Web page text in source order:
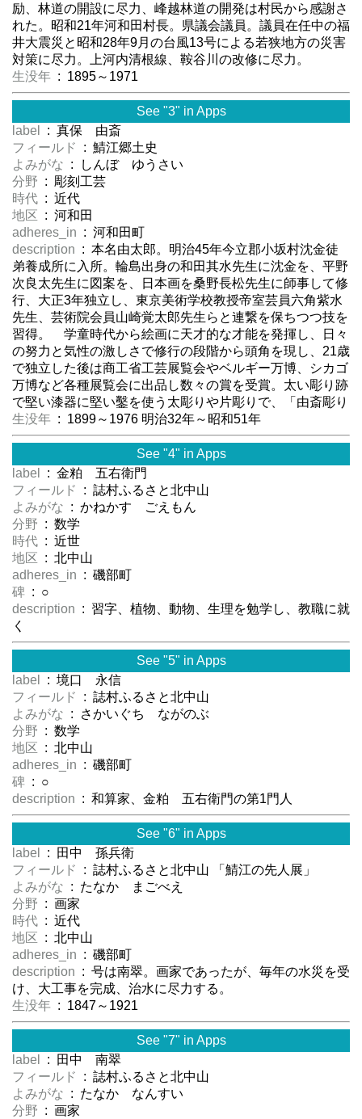
励、林道の開設に尽力、峰越林道の開発は村民から感謝さ
れた。昭和21年河和田村長。県議会議員。議員在任中の福
井大震災と昭和28年9月の台風13号による若狭地方の災害
対策に尽力。上河内清根線、鞍谷川の改修に尽力。
生没年 : 1895～1971
See "3" in Apps
label
: 真保 由斎
フィールド
: 鯖江郷土史
よみがな : しんぼ ゆうさい
分野 : 彫刻工芸
時代 : 近代
地区 : 河和田
adheres_in : 河和田町
description : 本名由太郎。明治45年今立郡小坂村沈金徒
弟養成所に入所。輪島出身の和田其水先生に沈金を、平野
次良太先生に図案を、日本画を桑野長松先生に師事して修
行、大正3年独立し、東京美術学校教授帝室芸員六角紫水
先生、芸術院会員山崎覚太郎先生らと連繋を保ちつつ技を
習得。 学童時代から絵画に天才的な才能を発揮し、日々
の努力と気性の激しさで修行の段階から頭角を現し、21歳
で独立した後は商工省工芸展覧会やベルギー万博、シカゴ
万博など各種展覧会に出品し数々の賞を受賞。太い彫り跡
で堅い漆器に堅い鑿を使う太彫りや片彫りで、「由斎彫り
生没年 : 1899～1976 明治32年～昭和51年
See "4" in Apps
label
: 金粕 五右衛門
フィールド
: 誌村ふるさと北中山
よみがな : かねかす ごえもん
分野 : 数学
時代 : 近世
地区 : 北中山
adheres_in : 磯部町
碑 : ○
description : 習字、植物、動物、生理を勉学し、教職に就
く
See "5" in Apps
label
: 境口 永信
フィールド
: 誌村ふるさと北中山
よみがな : さかいぐち ながのぶ
分野 : 数学
地区 : 北中山
adheres_in : 磯部町
碑 : ○
description : 和算家、金粕 五右衛門の第1門人
See "6" in Apps
label
: 田中 孫兵衛
フィールド
: 誌村ふるさと北中山 「鯖江の先人展」
よみがな : たなか まごべえ
分野 : 画家
時代 : 近代
地区 : 北中山
adheres_in : 磯部町
description : 号は南翠。画家であったが、毎年の水災を受
け、大工事を完成、治水に尽力する。
生没年 : 1847～1921
See "7" in Apps
label
: 田中 南翠
フィールド
: 誌村ふるさと北中山
よみがな : たなか なんすい
分野 : 画家